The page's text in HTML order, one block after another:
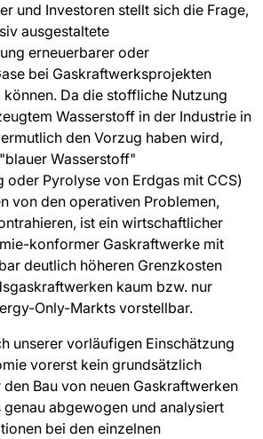
und Investoren stellt sich die Frage,
ausgestaltete
erneuerbarer oder
bei Gaskraftwerksprojekten
Da die stoffliche Nutzung
Wasserstoff in der Industrie in
den Vorzug haben wird,
Wasserstoff"
oder Pyrolyse von Erdgas mit CCS)
von den operativen Problemen,
ist ein wirtschaftlicher
konformer Gaskraftwerke mit
deutlich höheren Grenzkosten
kaum bzw. nur
Only-Markts vorstellbar.
unserer vorläufigen Einschätzung
vorerst kein grundsätzlich
Bau von neuen Gaskraftwerken
genau abgewogen und analysiert
bei den einzelnen